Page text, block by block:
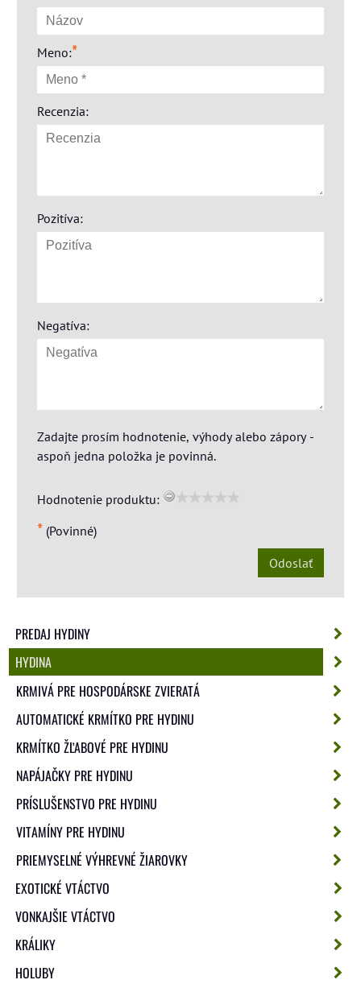
Meno:*
Recenzia:
Pozitíva:
Negatíva:
Zadajte prosím hodnotenie, výhody alebo zápory -
aspoň jedna položka je povinná.
Hodnotenie produktu:
* (Povinné)
Odoslať
PREDAJ HYDINY
HYDINA
KRMIVÁ PRE HOSPODÁRSKE ZVIERATÁ
AUTOMATICKÉ KRMÍTKO PRE HYDINU
KRMÍTKO ŽĽABOVÉ PRE HYDINU
NAPÁJAČKY PRE HYDINU
PRÍSLUŠENSTVO PRE HYDINU
VITAMÍNY PRE HYDINU
PRIEMYSELNÉ VÝHREVNÉ ŽIAROVKY
EXOTICKÉ VTÁCTVO
VONKAJŠIE VTÁCTVO
KRÁLIKY
HOLUBY